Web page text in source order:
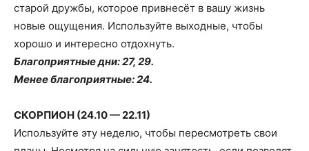
старой дружбы, которое привнесёт в вашу жизнь
новые ощущения. Используйте выходные, чтобы
хорошо и интересно отдохнуть.
Благоприятные дни: 27, 29.
Менее благоприятные: 24.
СКОРПИОН (24.10 — 22.11)
Используйте эту неделю, чтобы пересмотреть свои